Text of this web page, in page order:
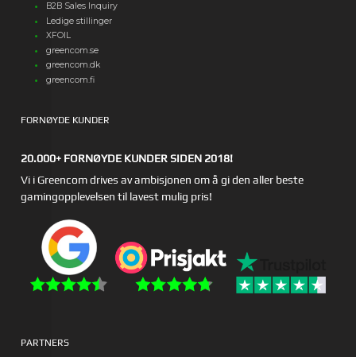
B2B Sales Inquiry
Ledige stillinger
XFOIL
greencom.se
greencom.dk
greencom.fi
FORNØYDE KUNDER
20.000+ FORNØYDE KUNDER SIDEN 2018!
Vi i Greencom drives av ambisjonen om å gi den aller beste
gamingopplevelsen til lavest mulig pris!
PARTNERS